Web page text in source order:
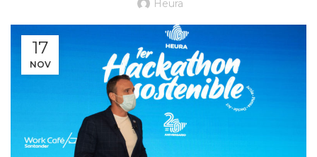
Heura
17
NOV